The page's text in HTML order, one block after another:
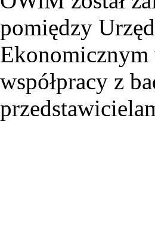
pomiędzy
współpracy z